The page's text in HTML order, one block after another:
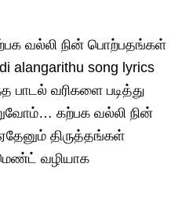
வல்லி நின் பொற்பதங்கள்
alangarithu song lyrics
பாடல் வரிகளை படித்து
கற்பக வல்லி நின்
திருத்தங்கள்
வழியாக